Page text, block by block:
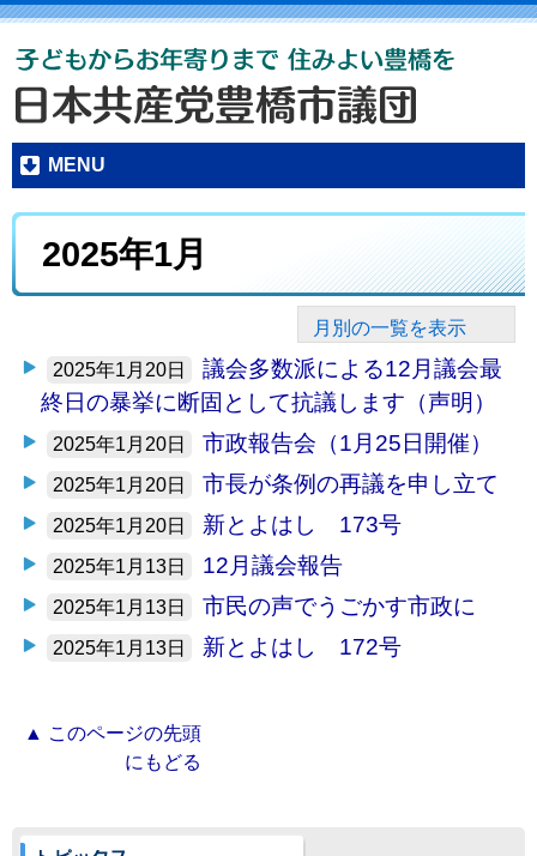
MENU
2025年1月
月別の一覧を表示
2025年1月20日
議会多数派による12月議会最
終日の暴挙に断固として抗議します（声明）
2025年1月20日 市政報告会（1月25日開催）
2025年1月20日 市長が条例の再議を申し立て
2025年1月20日 新とよはし 173号
2025年1月13日 12月議会報告
2025年1月13日 市民の声でうごかす市政に
2025年1月13日 新とよはし 172号
▲ このページの先頭
にもどる